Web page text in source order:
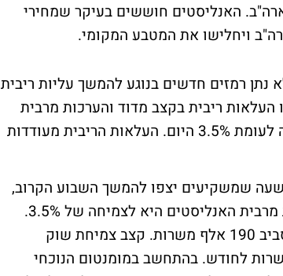
האנליסטים חוששים בעיקר שמחירי
ויחלישו את המטבע המקומי.
נתן רמזים חדשים בנוגע להמשך עליות ריבית
ריבית בקצב מדוד והערכות מרבית
האנליסטים הן ששיעור הריבית יגיע ל 4.0% עד סוף השנה לעומת 3.5% היום. העלאות הריבית מעודדות
שמשקיעים יצפו להמשך השבוע הקרוב,
ביום רביעי, בו יפורסמו תוצאות התמ"ג של ארה"ב. ציפיות מרבית האנליסטים היא לצמיחה של 3.5%.
ביום שישי יפורסמו המשרות החדשות בארה"ב הצפויות סביב 190 אלף משרות. קצב צמיחת שוק
המצופה מהכלכלה הוא 200,000 עד 300,000 משרות לחודש. בהתחשב במומנטום הנוכחי